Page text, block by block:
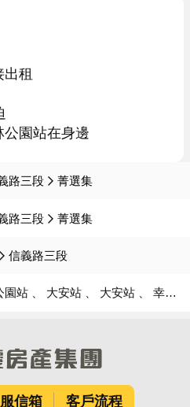
租
公園站在身邊
路三段 菁選集
路三段 菁選集
信義路三段
園站 大安站 大安站 幸安國小
信箱 客戶流程